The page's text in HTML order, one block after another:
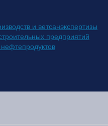
и ветсанэкспертизы
предприятий